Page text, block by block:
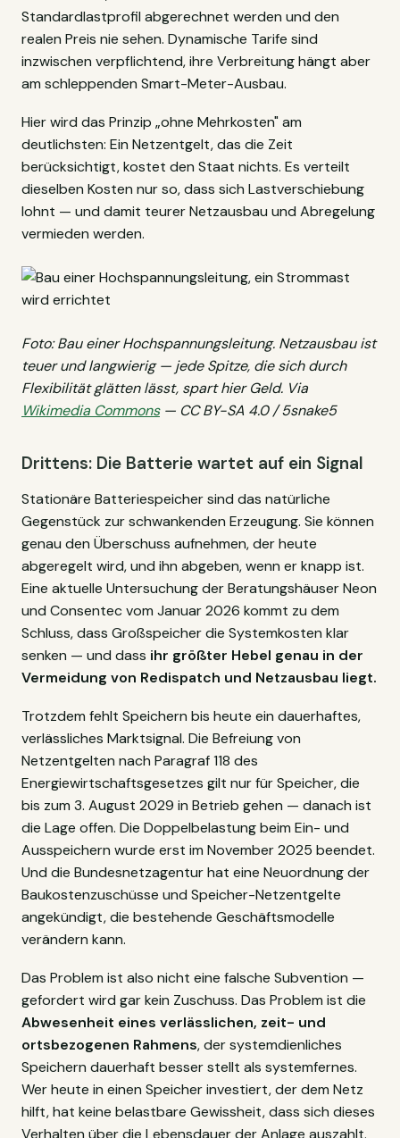
Standardlastprofil abgerechnet werden und den
realen Preis nie sehen. Dynamische Tarife sind
inzwischen verpflichtend, ihre Verbreitung hängt aber
am schleppenden Smart-Meter-Ausbau.
Hier wird das Prinzip „ohne Mehrkosten" am
deutlichsten: Ein Netzentgelt, das die Zeit
berücksichtigt, kostet den Staat nichts. Es verteilt
dieselben Kosten nur so, dass sich Lastverschiebung
lohnt — und damit teurer Netzausbau und Abregelung
vermieden werden.
Foto: Bau einer Hochspannungsleitung. Netzausbau ist
teuer und langwierig — jede Spitze, die sich durch
Flexibilität glätten lässt, spart hier Geld. Via
Wikimedia Commons— CC BY-SA 4.0 / 5snake5
Drittens: Die Batterie wartet auf ein Signal
Stationäre Batteriespeicher sind das natürliche
Gegenstück zur schwankenden Erzeugung. Sie können
genau den Überschuss aufnehmen, der heute
abgeregelt wird, und ihn abgeben, wenn er knapp ist.
Eine aktuelle Untersuchung der Beratungshäuser Neon
und Consentec vom Januar 2026 kommt zu dem
Schluss, dass Großspeicher die Systemkosten klar
senken — und dass ihr größter Hebel genau in der
Vermeidung von Redispatch und Netzausbau liegt.
Trotzdem fehlt Speichern bis heute ein dauerhaftes,
verlässliches Marktsignal. Die Befreiung von
Netzentgelten nach Paragraf 118 des
Energiewirtschaftsgesetzes gilt nur für Speicher, die
bis zum 3. August 2029 in Betrieb gehen — danach ist
die Lage offen. Die Doppelbelastung beim Ein- und
Ausspeichern wurde erst im November 2025 beendet.
Und die Bundesnetzagentur hat eine Neuordnung der
Baukostenzuschüsse und Speicher-Netzentgelte
angekündigt, die bestehende Geschäftsmodelle
verändern kann.
Das Problem ist also nicht eine falsche Subvention —
gefordert wird gar kein Zuschuss. Das Problem ist die
Abwesenheit eines verlässlichen, zeit- und
ortsbezogenen Rahmens, der systemdienliches
Speichern dauerhaft besser stellt als systemfernes.
Wer heute in einen Speicher investiert, der dem Netz
hilft, hat keine belastbare Gewissheit, dass sich dieses
Verhalten über die Lebensdauer der Anlage auszahlt.